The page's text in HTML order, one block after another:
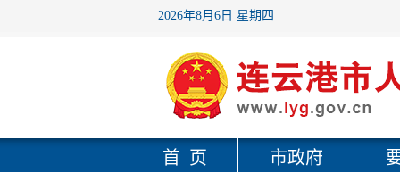
2026年8月6日 星期四
首 页 市政府